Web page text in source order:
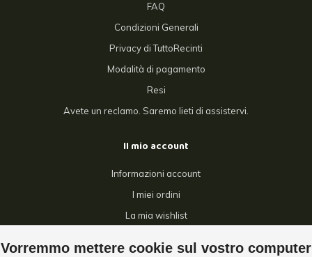
Vorremmo mettere cookie sul vostro computer
FAQ
Condizioni Generali
Privacy di TuttoRecinti
Modalità di pagamento
Resi
Avete un reclamo. Saremo lieti di assistervi.
Il mio account
Informazioni account
I miei ordini
La mia wishlist